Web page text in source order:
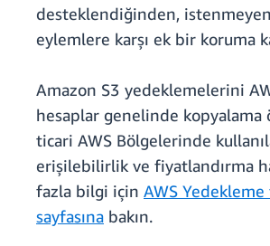
desteklendiğinden,
eylemlere karşı ek bir koruma
Amazon S3 yedeklemelerini
hesaplar genelinde kopyalama
ticari AWS Bölgelerinde
erişilebilirlik ve fiyatlandırma
fazla bilgi için AWS
sayfasına bakın.